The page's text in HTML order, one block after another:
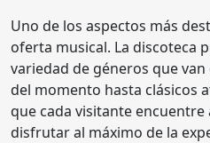
Uno de los aspectos más
oferta musical. La discoteca
variedad de géneros que
del momento hasta clásicos
que cada visitante
disfrutar al máximo de la